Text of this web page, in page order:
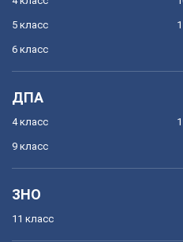
5 класс
6 класс
ДПА
4 класс
9 класс
ЗНО
11 класс